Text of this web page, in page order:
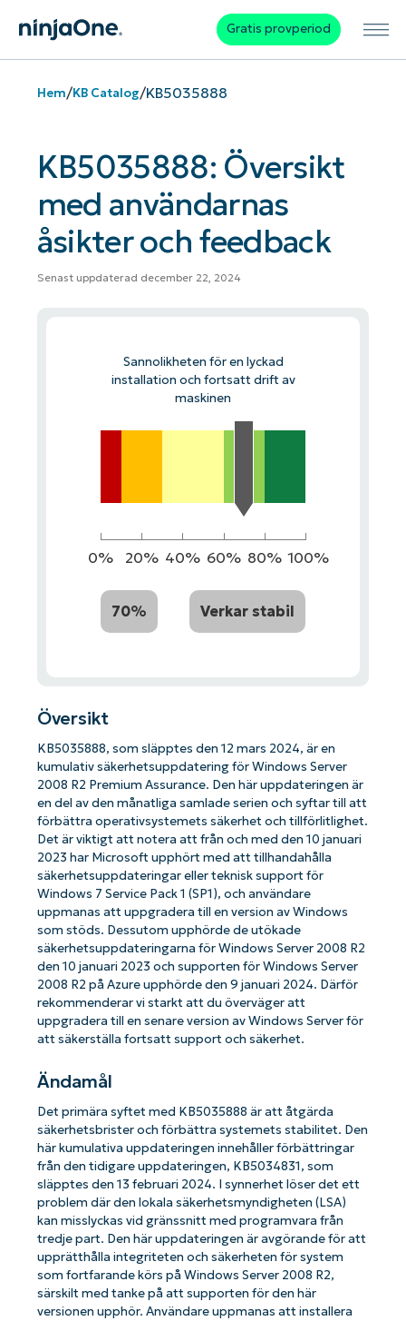
Gratis provperiod
Hem/KB Catalog/KB5035888
KB5035888: Översikt
med användarnas
åsikter och feedback
Senast uppdaterad december 22, 2024
Sannolikheten för en lyckad
installation och fortsatt drift av
maskinen
0% 20% 40% 60% 80% 100%
70% Verkar stabil
Översikt
KB5035888, som släpptes den 12 mars 2024, är en
kumulativ säkerhetsuppdatering för Windows Server
2008 R2 Premium Assurance. Den här uppdateringen är
en del av den månatliga samlade serien och syftar till att
förbättra operativsystemets säkerhet och tillförlitlighet.
Det är viktigt att notera att från och med den 10 januari
2023 har Microsoft upphört med att tillhandahålla
säkerhetsuppdateringar eller teknisk support för
Windows 7 Service Pack 1 (SP1), och användare
uppmanas att uppgradera till en version av Windows
som stöds. Dessutom upphörde de utökade
säkerhetsuppdateringarna för Windows Server 2008 R2
den 10 januari 2023 och supporten för Windows Server
2008 R2 på Azure upphörde den 9 januari 2024. Därför
rekommenderar vi starkt att du överväger att
uppgradera till en senare version av Windows Server för
att säkerställa fortsatt support och säkerhet.
Ändamål
Det primära syftet med KB5035888 är att åtgärda
säkerhetsbrister och förbättra systemets stabilitet. Den
här kumulativa uppdateringen innehåller förbättringar
från den tidigare uppdateringen, KB5034831, som
släpptes den 13 februari 2024. I synnerhet löser det ett
problem där den lokala säkerhetsmyndigheten (LSA)
kan misslyckas vid gränssnitt med programvara från
tredje part. Den här uppdateringen är avgörande för att
upprätthålla integriteten och säkerheten för system
som fortfarande körs på Windows Server 2008 R2,
särskilt med tanke på att supporten för den här
versionen upphör. Användare uppmanas att installera